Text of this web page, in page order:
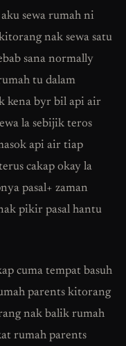
sewa rumah ni
nak sewa satu
sana normally
tu dalam
kena byr bil api air
la sebijik teros
api air tiap
cakap okay la
pasal+ zaman
pikir pasal hantu
cuma tempat basuh
parents kitorang
nak balik rumah
rumah parents